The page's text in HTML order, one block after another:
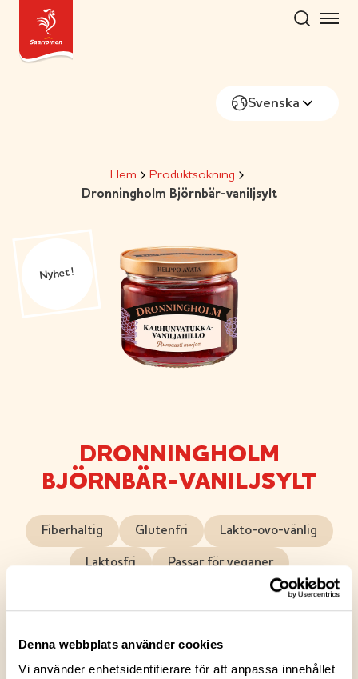
Denna webbplats använder cookies
Vi använder enhetsidentifierare för att anpassa innehållet
content
Svenska
Hem
Produktsökning
Dronningholm Björnbär-vaniljsylt
Nyhet!
DRONNINGHOLM
BJÖRNBÄR-VANILJSYLT
Fiberhaltig Glutenfri Lakto-ovo-vänlig
Laktosfri Passar för veganer
smakrik, och bärbitarna framträder tydligt i varje
sked. Sockret är tillsatt med måtta för att lyfta fram